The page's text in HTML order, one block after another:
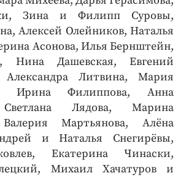
Зина и Филипп Суровы,
Алексей Олейников, Наталья
Асонова, Илья Бернштейн,
Нина Дашевская, Евгений
Александра Литвина, Мария
Ирина Филиппова, Анна
Лядова, Марина
Мартьянова, Алёна
и Наталья Снегирёвы,
Екатерина Чинаски,
Михаил Хачатуров и